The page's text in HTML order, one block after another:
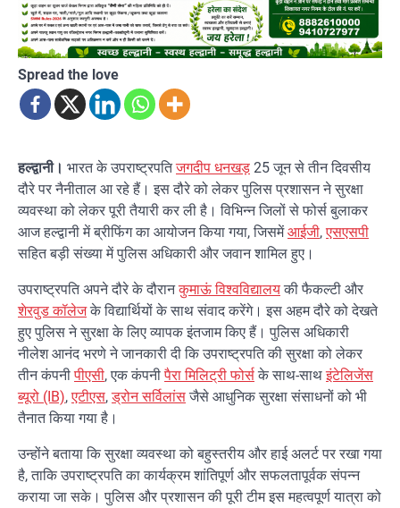
Spread the love
हल्द्वानी। भारत के उपराष्ट्रपतिजगदीप धनखड़ 25 जून से तीन दिवसीय
दौरे पर नैनीताल आ रहे हैं। इस दौरे को लेकर पुलिस प्रशासन ने सुरक्षा
व्यवस्था को लेकर पूरी तैयारी कर ली है। विभिन्न जिलों से फोर्स बुलाकर
आज हल्द्वानी में ब्रीफिंग का आयोजन किया गया, जिसमेंआईजी,एसएसपी
सहित बड़ी संख्या में पुलिस अधिकारी और जवान शामिल हुए।
उपराष्ट्रपति अपने दौरे के दौरानकुमाऊं विश्वविद्यालयकी फैकल्टी और
शेरवुड कॉलेजके विद्यार्थियों के साथ संवाद करेंगे। इस अहम दौरे को देखते
हुए पुलिस ने सुरक्षा के लिए व्यापक इंतजाम किए हैं। पुलिस अधिकारी
नीलेश आनंद भरणे ने जानकारी दी कि उपराष्ट्रपति की सुरक्षा को लेकर
तीन कंपनीपीएसी, एक कंपनीपैरा मिलिट्री फोर्सके साथ-साथइंटेलिजेंस
ब्यूरो (IB),एटीएस,ड्रोन सर्विलांसजैसे आधुनिक सुरक्षा संसाधनों को भी
तैनात किया गया है।
उन्होंने बताया कि सुरक्षा व्यवस्था को बहुस्तरीय और हाई अलर्ट पर रखा गया
है, ताकि उपराष्ट्रपति का कार्यक्रम शांतिपूर्ण और सफलतापूर्वक संपन्न
कराया जा सके। पुलिस और प्रशासन की पूरी टीम इस महत्वपूर्ण यात्रा को